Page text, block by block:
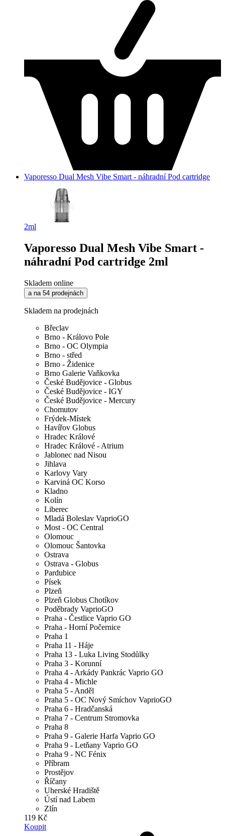
Vaporesso Dual Mesh Vibe Smart - náhradní Pod cartridge
2ml
Vaporesso Dual Mesh Vibe Smart -
náhradní Pod cartridge 2ml
Skladem online
a na 54 prodejnách
Skladem na prodejnách
Břeclav
Brno - Královo Pole
Brno - OC Olympia
Brno - střed
Brno - Židenice
Brno Galerie Vaňkovka
České Budějovice - Globus
České Budějovice - IGY
České Budějovice - Mercury
Chomutov
Frýdek-Místek
Havířov Globus
Hradec Králové
Hradec Králové - Atrium
Jablonec nad Nisou
Jihlava
Karlovy Vary
Karviná OC Korso
Kladno
Kolín
Liberec
Mladá Boleslav VaprioGO
Most - OC Central
Olomouc
Olomouc Šantovka
Ostrava
Ostrava - Globus
Pardubice
Písek
Plzeň
Plzeň Globus Chotíkov
Poděbrady VaprioGO
Praha - Čestlice Vaprio GO
Praha - Horní Počernice
Praha 1
Praha 11 - Háje
Praha 13 - Luka Living Stodůlky
Praha 3 - Korunní
Praha 4 - Arkády Pankrác Vaprio GO
Praha 4 - Michle
Praha 5 - Anděl
Praha 5 - OC Nový Smíchov VaprioGO
Praha 6 - Hradčanská
Praha 7 - Centrum Stromovka
Praha 8
Praha 9 - Galerie Harfa Vaprio GO
Praha 9 - Letňany Vaprio GO
Praha 9 - NC Fénix
Příbram
Prostějov
Říčany
Uherské Hradiště
Ústí nad Labem
Zlín
119 Kč
Koupit